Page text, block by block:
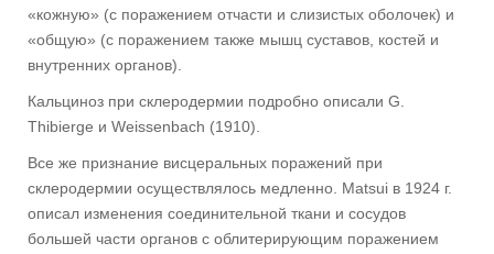
«кожную» (с поражением отчасти и слизистых оболочек) и
«общую» (с поражением также мышц суставов, костей и
внутренних органов).
Кальциноз при склеродермии подробно описали G.
Thibierge и Weissenbach (1910).
Все же признание висцеральных поражений при
склеродермии осуществлялось медленно. Matsui в 1924 г.
описал изменения соединительной ткани и сосудов
большей части органов с облитерирующим поражением